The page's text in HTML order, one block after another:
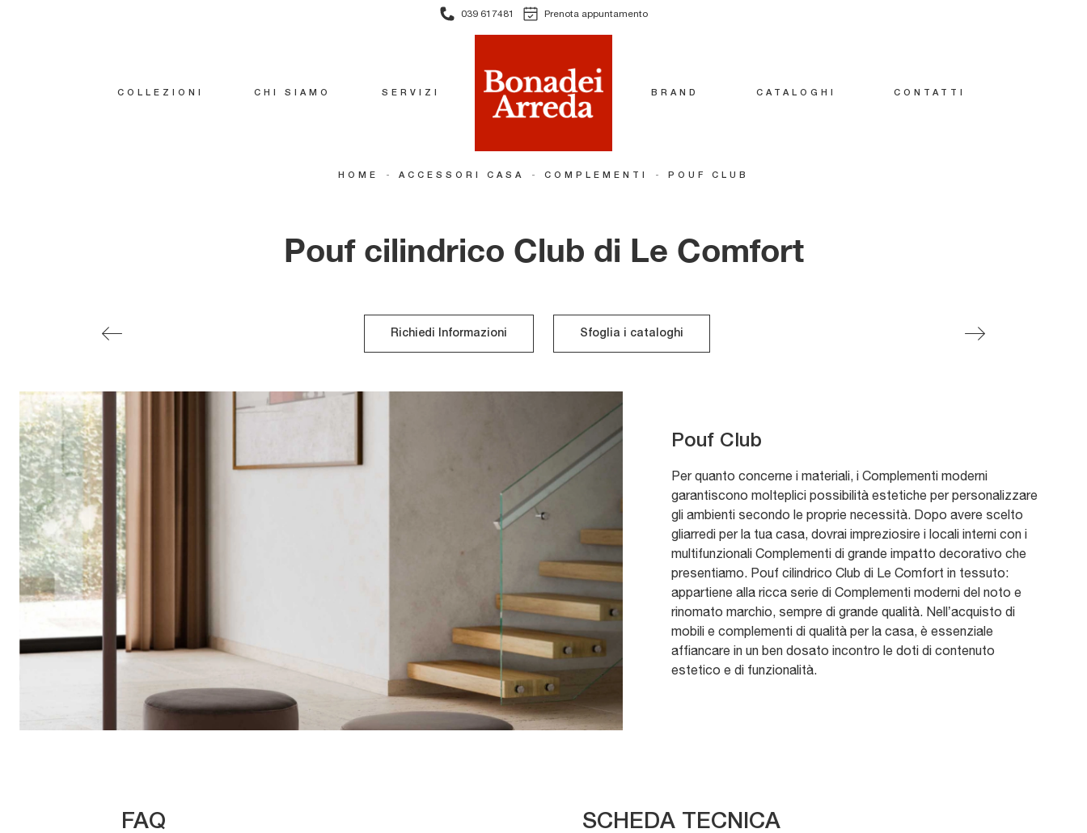
039 617481 Prenota appuntamento
COLLEZIONI CHI SIAMO SERVIZI BRAND CATALOGHI CONTATTI
HOME - ACCESSORI CASA - COMPLEMENTI - POUF CLUB
Pouf cilindrico Club di Le Comfort
Richiedi Informazioni Sfoglia i cataloghi
Pouf Club
Per quanto concerne i materiali, i Complementi moderni
garantiscono molteplici possibilità estetiche per personalizzare
gli ambienti secondo le proprie necessità. Dopo avere scelto
gliarredi per la tua casa, dovrai impreziosire i locali interni con i
multifunzionali Complementi di grande impatto decorativo che
presentiamo. Pouf cilindrico Club di Le Comfort in tessuto:
appartiene alla ricca serie di Complementi moderni del noto e
rinomato marchio, sempre di grande qualità. Nell’acquisto di
mobili e complementi di qualità per la casa, è essenziale
affiancare in un ben dosato incontro le doti di contenuto
estetico e di funzionalità.
FAQ SCHEDA TECNICA